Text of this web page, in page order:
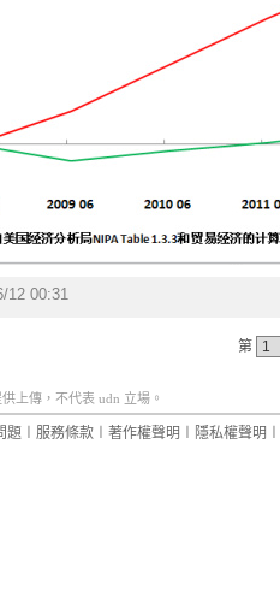
12 00:31
第
上傳，不代表 udn 立場。
題 服務條款 著作權聲明 隱私權聲明